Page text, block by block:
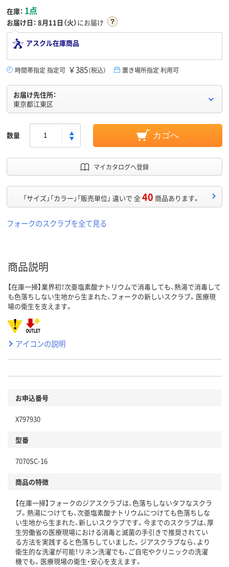
在庫： 1点
お届け日： 8月11日（火）にお届け
アスクル在庫商品
時間帯指定 指定可 ￥385（税込） 置き場所指定 利用可
お届け先住所：
東京都江東区
数量 カゴへ
マイカタログへ登録
「サイズ」「カラー」「販売単位」 違いで 全40 商品あります。
フォークのスクラブを全て見る
商品説明
【在庫一掃】業界初！次亜塩素酸ナトリウムで消毒しても、熱湯で消毒して
も色落ちしない生地から生まれた、フォークの新しいスクラブ。医療現
場の衛生を支えます。
アイコンの説明
お申込番号
X797930
型番
7070SC-16
商品の特徴
【在庫一掃】フォークのジアスクラブは、色落ちしないタフなスクラ
ブ。熱湯につけても、次亜塩素酸ナトリウムにつけても色落ちしな
い生地から生まれた、新しいスクラブです。今までのスクラブは、厚
生労働省の医療現場における消毒と滅菌の手引きで推奨されてい
る方法を実践すると色落ちしていました。ジアスクラブなら、より
衛生的な洗濯が可能！リネン洗濯でも、ご自宅やクリニックの洗濯
機でも。医療現場の衛生・安心を支えます。